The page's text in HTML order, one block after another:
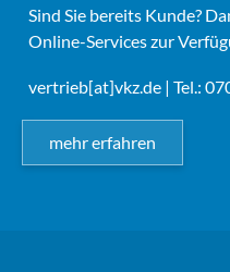
Sind Sie bereits Kunde?
Online-Services zur
vertrieb[at]vkz.de | Tel.:
mehr erfahren